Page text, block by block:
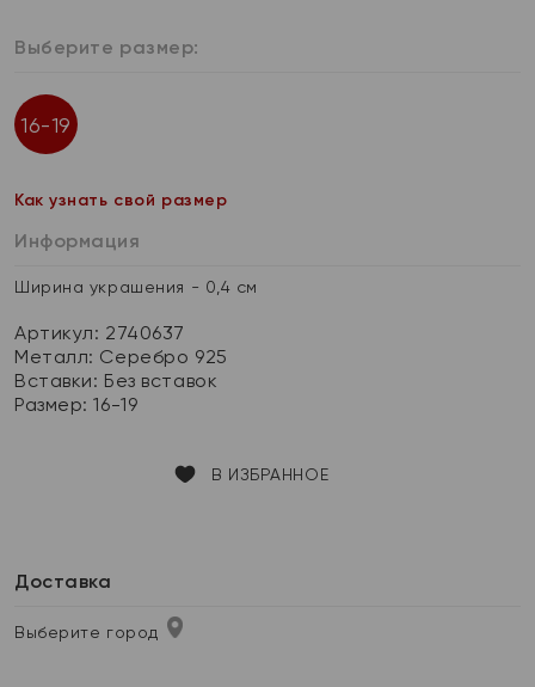
Выберите размер:
16-19
Как узнать свой размер
Информация
Ширина украшения - 0,4 см
Артикул: 2740637
Металл: Серебро 925
Вставки: Без вставок
Размер:16-19
В ИЗБРАННОЕ
Доставка
Выберите город